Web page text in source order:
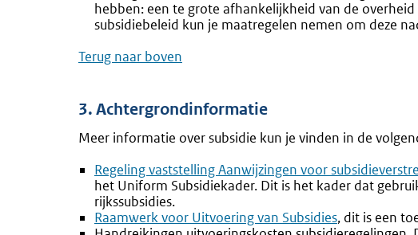
hebben: een te grote afhankelijkheid van de
subsidiebeleid kun je maatregelen nemen om deze
Terug naar boven
3. Achtergrondinformatie
Meer informatie over subsidie kun je vinden in de
Externe
link:
Regeling vaststelling Aanwijzingen voor
het Uniform Subsidiekader. Dit is het kader dat
rijkssubsidies.
Externe
Raamwerk voor Uitvoering van Subsidies, dit is een